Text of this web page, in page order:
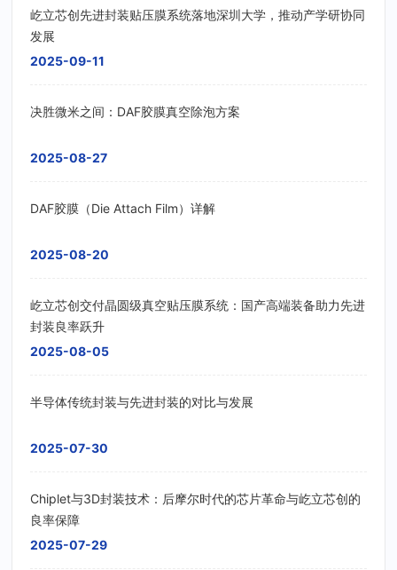
屹立芯创先进封装贴压膜系统落地深圳大学，推动产学研协同
发展
2025-09-11
决胜微米之间：DAF胶膜真空除泡方案
2025-08-27
DAF胶膜（Die Attach Film）详解
2025-08-20
屹立芯创交付晶圆级真空贴压膜系统：国产高端装备助力先进
封装良率跃升
2025-08-05
半导体传统封装与先进封装的对比与发展
2025-07-30
Chiplet与3D封装技术：后摩尔时代的芯片革命与屹立芯创的
良率保障
2025-07-29